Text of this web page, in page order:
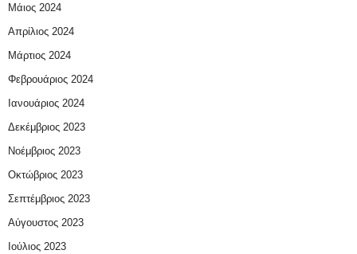
Μάιος 2024
Απρίλιος 2024
Μάρτιος 2024
Φεβρουάριος 2024
Ιανουάριος 2024
Δεκέμβριος 2023
Νοέμβριος 2023
Οκτώβριος 2023
Σεπτέμβριος 2023
Αύγουστος 2023
Ιούλιος 2023